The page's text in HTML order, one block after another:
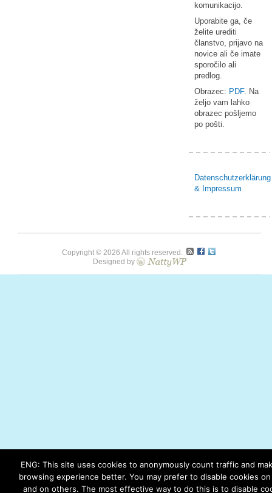
komunikacijo.
Uporabite ga, če
želite urediti
članstvo, prijavo na
novice ali če imate
sporočilo ali
predlog.
Obrazec: PDF. Na
željo vam lahko
obrazec pošljemo
po pošti.
Datenschutzerklärung
& Impressum
Copyright © 2026 All rights reserved.
Designed by
ENG: This site uses cookies to anonymously count traffic and
browsing experience better. You may prefer to disable cookies
and on others. The most effective way to do this is to disable